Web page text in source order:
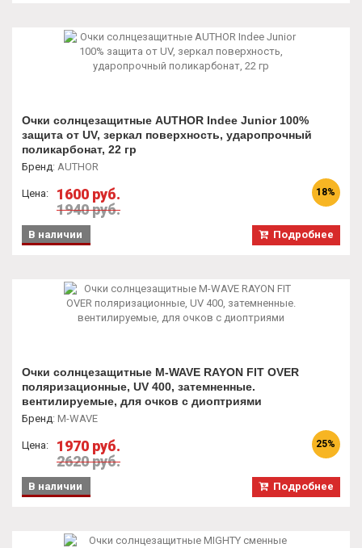
Очки солнцезащитные AUTHOR Indee Junior 100%
защита от UV, зеркал поверхность, ударопрочный
поликарбонат, 22 гр
Бренд: AUTHOR
Цена:
1600 руб.
1940 руб.
18%
Подробнее
В наличии
Очки солнцезащитные M-WAVE RAYON FIT OVER
поляризационные, UV 400, затемненные.
вентилируемые, для очков с диоптриями
Бренд: M-WAVE
Цена:
1970 руб.
2620 руб.
25%
Подробнее
В наличии